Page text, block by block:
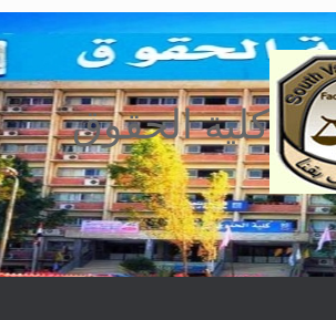
كلية الحقوق